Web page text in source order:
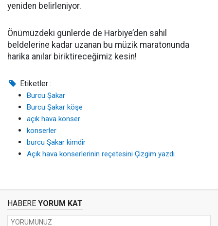
yeniden belirleniyor.
Önümüzdeki günlerde de Harbiye’den sahil
beldelerine kadar uzanan bu müzik maratonunda
harika anılar biriktireceğimiz kesin!
Etiketler :
Burcu Şakar
Burcu Şakar köşe
açık hava konser
konserler
burcu Şakar kimdir
Açık hava konserlerinin reçetesini Çizgim yazdı
HABERE YORUM KAT